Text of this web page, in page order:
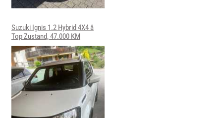
Suzuki Ignis 1.2 Hybrid 4X4 â
Top Zustand, 47.000 KM